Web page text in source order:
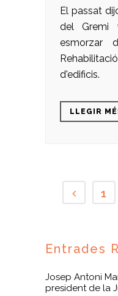
El passat
del Gremi
esmorzar
d'edificis.
LLEGIR
1
Entrades
Josep Antoni
president de la